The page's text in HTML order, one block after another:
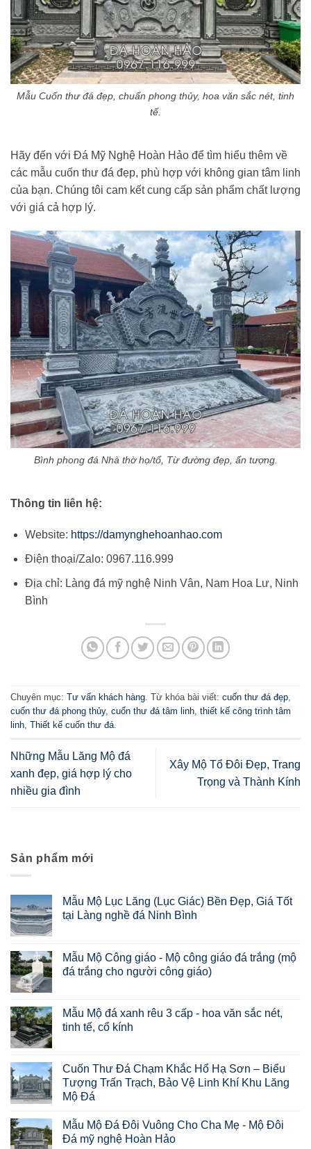
Mẫu Cuốn thư đá đẹp, chuẩn phong thủy, hoa văn sắc nét, tinh
tế.
Hãy đến với Đá Mỹ Nghệ Hoàn Hảo để tìm hiểu thêm về
các mẫu cuốn thư đá đẹp, phù hợp với không gian tâm linh
của bạn. Chúng tôi cam kết cung cấp sản phẩm chất lượng
với giá cả hợp lý.
Bình phong đá Nhà thờ họ/tổ, Từ đường đẹp, ấn tượng.
Thông tin liên hệ:
Website: https://damynghehoanhao.com
Điện thoại/Zalo: 0967.116.999
Địa chỉ: Làng đá mỹ nghệ Ninh Vân, Nam Hoa Lư, Ninh
Bình
Chuyên mục: Tư vấn khách hàng. Từ khóa bài viết: cuốn thư đá đẹp,
cuốn thư đá phong thủy, cuốn thư đá tâm linh, thiết kế công trình tâm
linh, Thiết kế cuốn thư đá.
Những Mẫu Lăng Mộ đá
xanh đẹp, giá hợp lý cho
nhiều gia đình
Xây Mộ Tổ Đôi Đẹp, Trang
Trọng và Thành Kính
Sản phẩm mới
Mẫu Mộ Lục Lăng (Lục Giác) Bền Đẹp, Giá Tốt
tại Làng nghề đá Ninh Bình
Mẫu Mộ Công giáo - Mộ công giáo đá trắng (mộ
đá trắng cho người công giáo)
Mẫu Mộ đá xanh rêu 3 cấp - hoa văn sắc nét,
tinh tế, cổ kính
Cuốn Thư Đá Chạm Khắc Hổ Hạ Sơn – Biểu
Tượng Trấn Trạch, Bảo Vệ Linh Khí Khu Lăng
Mộ Đá
Mẫu Mộ Đá Đôi Vuông Cho Cha Mẹ - Mộ Đôi
Đá mỹ nghệ Hoàn Hảo